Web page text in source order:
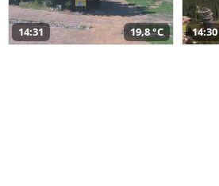
14:31 19,8 °C 14:30